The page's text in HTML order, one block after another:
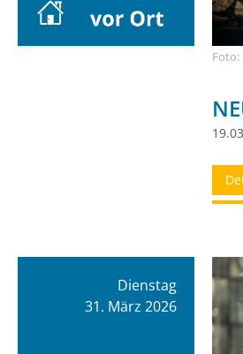
Foto:
Dienstag
31. März 2026